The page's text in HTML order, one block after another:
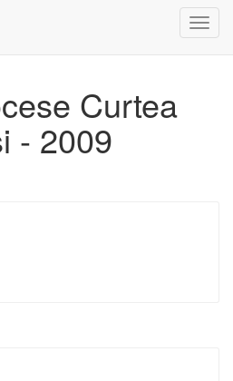
Curtea
- 2009